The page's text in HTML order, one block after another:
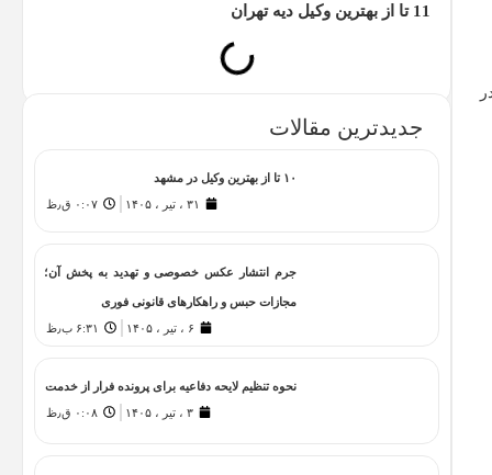
11 تا از بهترین وکیل دیه تهران
جدیدترین مقالات
۱۰ تا از بهترین وکیل در مشهد
۳۱ ، تیر ، ۱۴۰۵
۰:۰۷ ق٫ظ
جرم انتشار عکس خصوصی و تهدید به پخش آن؛
مجازات حبس و راهکارهای قانونی فوری
۶ ، تیر ، ۱۴۰۵
۶:۳۱ ب٫ظ
نحوه تنظیم لایحه دفاعیه برای پرونده فرار از خدمت
۳ ، تیر ، ۱۴۰۵
۰:۰۸ ق٫ظ